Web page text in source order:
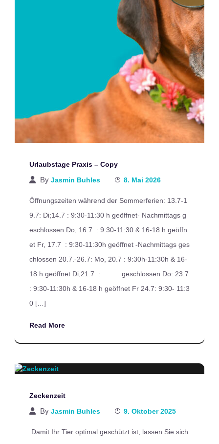
Urlaubstage Praxis – Copy
By Jasmin Buhles 8. Mai 2026
Öffnungszeiten während der Sommerferien: 13.7-1
9.7: Di;14.7 : 9:30-11:30 h geöffnet- Nachmittags g
eschlossen Do, 16.7 : 9:30-11:30 & 16-18 h geöffn
et Fr, 17.7 : 9:30-11:30h geöffnet -Nachmittags ges
chlossen 20.7.-26.7: Mo, 20.7 : 9:30h-11:30h & 16-
18 h geöffnet Di,21.7 : geschlossen Do: 23.7
: 9:30-11:30h & 16-18 h geöffnet Fr 24.7: 9:30- 11:3
0 […]
Read More
Zeckenzeit
By Jasmin Buhles 9. Oktober 2025
Damit Ihr Tier optimal geschützt ist, lassen Sie sich